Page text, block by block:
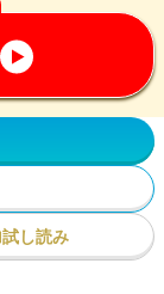
試し読み